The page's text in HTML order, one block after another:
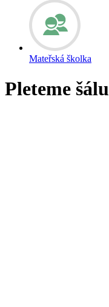
Mateřská školka
Pleteme šálu